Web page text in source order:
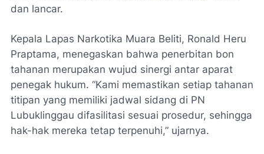
dan lancar.
Kepala Lapas Narkotika Muara Beliti, Ronald Heru
Praptama, menegaskan bahwa penerbitan bon
tahanan merupakan wujud sinergi antar aparat
penegak hukum. “Kami memastikan setiap tahanan
titipan yang memiliki jadwal sidang di PN
Lubuklinggau difasilitasi sesuai prosedur, sehingga
hak-hak mereka tetap terpenuhi,” ujarnya.